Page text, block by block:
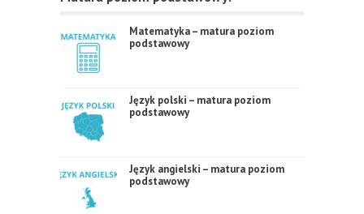
Matematyka – matura poziom
podstawowy
Język polski – matura poziom
podstawowy
Język angielski – matura poziom
podstawowy